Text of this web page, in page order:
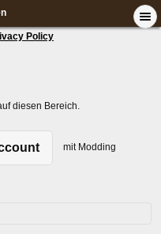
Policy
diesen Bereich.
mit Modding